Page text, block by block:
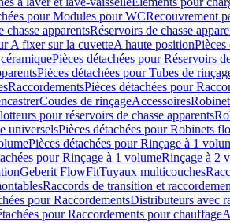
pour Modules pour WCRecouvrement
chasse apparentsRéservoirs de chasse
A fixer sur la cuvetteA haute positionPièces
Pièces détachées pour Réservoirs
Pièces détachées pour Tubes de
RaccordementsPièces détachées pour
Coudes de rinçageAccessoires
pour réservoirs de chasse apparents
universelsPièces détachées pour Robinets
Pièces détachées pour Rinçage à 1
pour Rinçage à 1 volumeRinçage à 2
Geberit FlowFitTuyaux multicouches
Raccords de transition et
pour RaccordementsDistributeurs avec
pour Raccordements pour chauffage